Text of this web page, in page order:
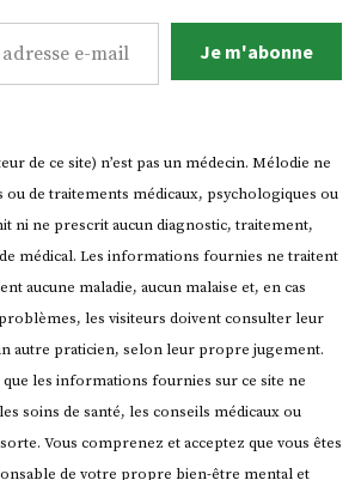
Je m'abonne
de ce site) n’est pas un médecin. Mélodie ne
ou de traitements médicaux, psychologiques ou
ni ne prescrit aucun diagnostic, traitement,
médical. Les informations fournies ne traitent
aucune maladie, aucun malaise et, en cas
les visiteurs doivent consulter leur
autre praticien, selon leur propre jugement.
les informations fournies sur ce site ne
soins de santé, les conseils médicaux ou
Vous comprenez et acceptez que vous êtes
de votre propre bien-être mental et